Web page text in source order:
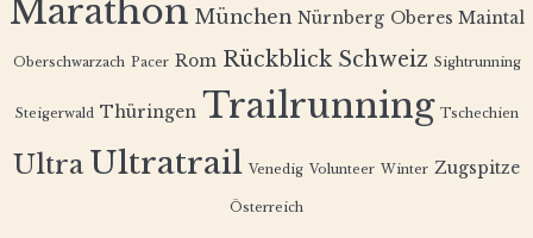
Marathon München Nürnberg Oberes Maintal
Oberschwarzach Pacer Rom Rückblick Schweiz Sightrunning
Steigerwald Thüringen Trailrunning Tschechien
Ultra Ultratrail Venedig Volunteer Winter Zugspitze
Österreich